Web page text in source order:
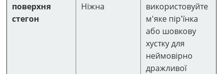
поверхня
стегон
Ніжна
використовуйте
м'яке пір'їнка
або шовкову
хустку для
неймовірно
дражливої